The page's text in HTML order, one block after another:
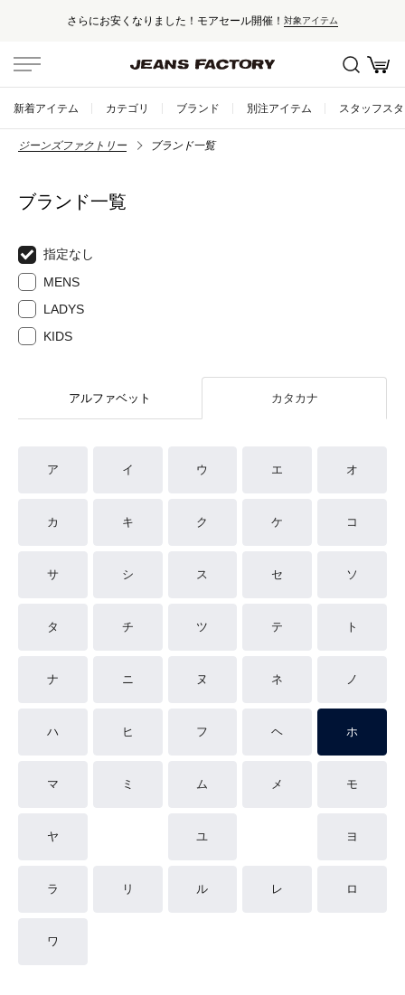
さらにお安くなりました！モアセール開催！ 対象アイテム
新着アイテム カテゴリ ブランド 別注アイテム スタッフス
ジーンズファクトリー ブランド一覧
ブランド一覧
指定なし
MENS
LADYS
KIDS
アルファベット カタカナ
ア イ ウ エ オ
カ キ ク ケ コ
サ シ ス セ ソ
タ チ ツ テ ト
ナ ニ ヌ ネ ノ
ハ ヒ フ ヘ ホ
マ ミ ム メ モ
ヤ ユ ヨ
ラ リ ル レ ロ
ワ